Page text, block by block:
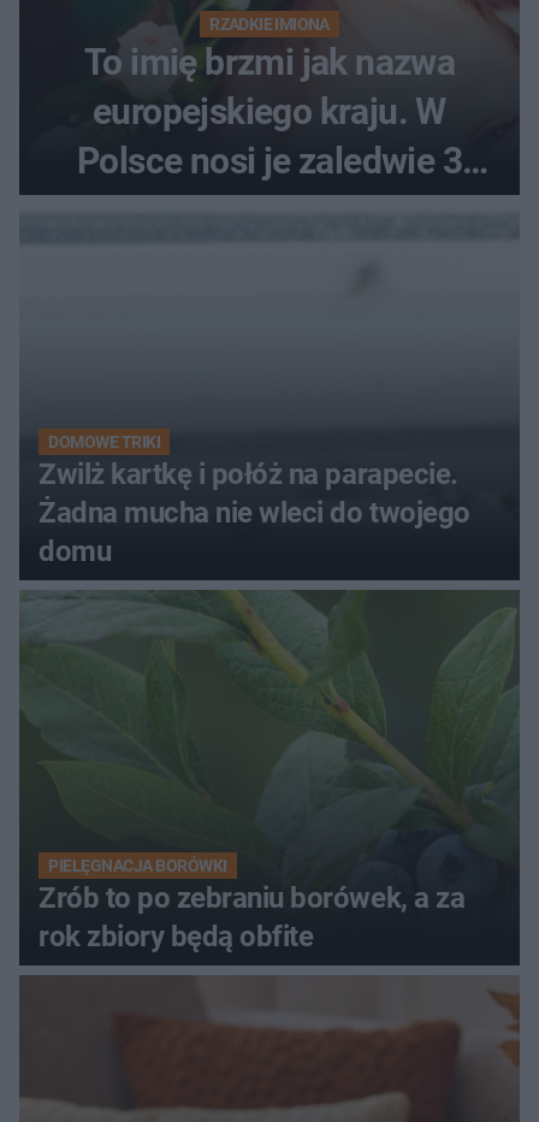
RZADKIE IMIONA
To imię brzmi jak nazwa
europejskiego kraju. W
Polsce nosi je zaledwie 3
DOMOWE TRIKI
Zwilż kartkę i połóż na parapecie.
Żadna mucha nie wleci do twojego
domu
PIELĘGNACJA BORÓWKI
Zrób to po zebraniu borówek, a za
rok zbiory będą obfite